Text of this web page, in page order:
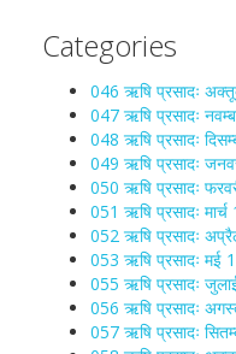
Categories
046 ऋषि प्रसादः
047 ऋषि प्रसादः
048 ऋषि प्रसादः
049 ऋषि प्रसादः
050 ऋषि प्रसादः
051 ऋषि प्रसादः
052 ऋषि प्रसादः
053 ऋषि प्रसादः मई
055 ऋषि प्रसादः
056 ऋषि प्रसादः
057 ऋषि प्रसादः